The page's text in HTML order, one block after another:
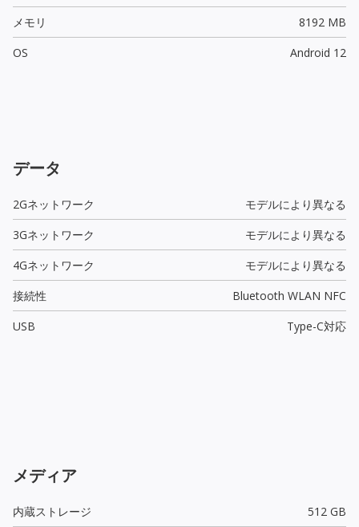
メモリ
8192 MB
OS
Android 12
データ
2Gネットワーク
モデルにより異なる
3Gネットワーク
モデルにより異なる
4Gネットワーク
モデルにより異なる
接続性
Bluetooth WLAN NFC
USB
Type-C対応
メディア
内蔵ストレージ
512 GB